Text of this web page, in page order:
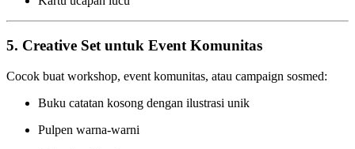
5. Creative Set untuk Event Komunitas
Cocok buat workshop, event komunitas, atau campaign sosmed:
Buku catatan kosong dengan ilustrasi unik
Pulpen warna-warni